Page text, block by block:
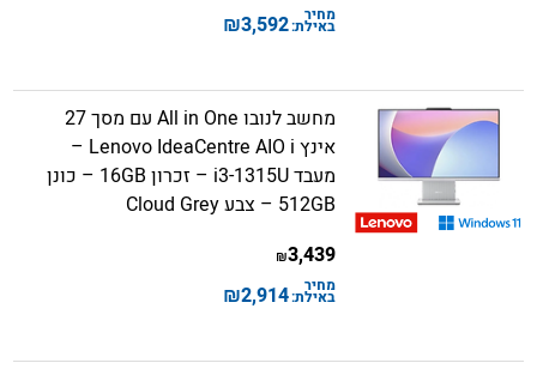
מחיר
באילת:3,592
₪
מחשב לנובו All in One עם מסך 27
אינץ Lenovo IdeaCentre AIO i –
מעבד i3-1315U – זכרון 16GB – כונן
512GB – צבע Cloud Grey
3,439
₪
מחיר
באילת:2,914
₪